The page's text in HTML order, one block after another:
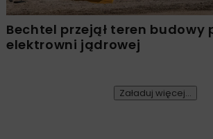
Bechtel przejął teren budowy
elektrowni jądrowej
Załaduj więcej...